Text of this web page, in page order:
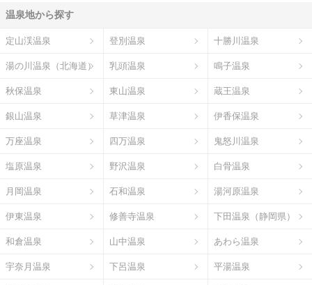
温泉地から探す
定山渓温泉 登別温泉 十勝川温泉
湯の川温泉（北海道） 乳頭温泉 鳴子温泉
秋保温泉 東山温泉 蔵王温泉
銀山温泉 草津温泉 伊香保温泉
万座温泉 四万温泉 鬼怒川温泉
塩原温泉 野沢温泉 白骨温泉
月岡温泉 石和温泉 湯河原温泉
伊東温泉 修善寺温泉 下田温泉（静岡県）
和倉温泉 山中温泉 あわら温泉
宇奈月温泉 下呂温泉 平湯温泉